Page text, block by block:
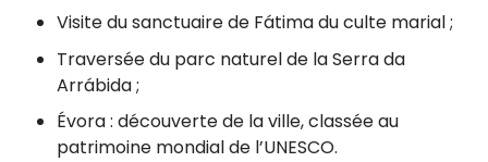
Visite du sanctuaire de Fátima du culte marial ;
Traversée du parc naturel de la Serra da
Arrábida ;
Évora : découverte de la ville, classée au
patrimoine mondial de l’UNESCO.